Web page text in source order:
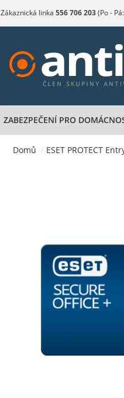
Zákaznická linka 556 706 203(Po -
ZABEZPEČENÍ PRO
Domů / ESET PROTECT